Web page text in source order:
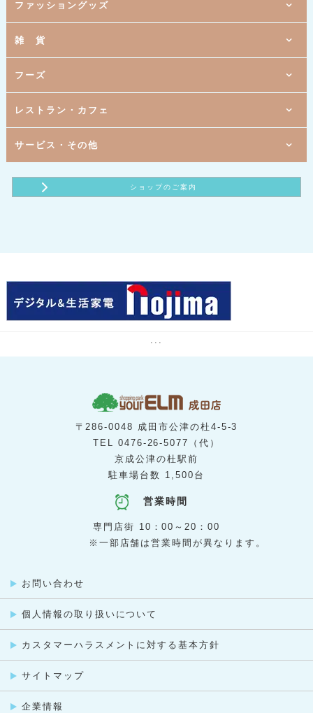
1階 [ 婦人服 ]
ウィズダム
1階 [ レディスファッション ]
クールカレアン
1階 [ 婦人服 ]
ハーモニカ
1階 [ 呉服 ]
きもの日本橋 かのこ
1階 [ 婦人服・服飾雑貨 ]
ジェニー
1階 [ 婦人服・服飾雑貨 ]
シューラルー
1階 [ 婦人服 ]
The Scotch Club
1階 [ 婦人服 ]
ROOM ９０３
1階 [ マタニティ・ベビー・キッズ用品 ]
西松屋
1階 [ 総合衣料 ]
パシオス
ファッショングッズ
2階 [ ボディメイクランジェリー・化粧品 ]
MARUKO
3階 [ メガネ・コンタクト・補聴器 ]
メガネハット
1階 [ バッグ・雑貨 ]
アラマンダ
1階 [ 宝飾 ]
ベリテ
1階 [ 靴・小物 ]
ABCマート
雑 貨
1階 [ 携帯電話 ]
ソフトバンク・ワイモバイル
3階 [ バラエティ雑貨 ]
ダイソー
3階 [ バラエティ雑貨 ]
スリーピー
B1 [ 生活雑貨 ]
ボンメゾン
3階 [ デジタル＆生活家電 ]
ノジマ
3階 [ 印鑑・印刷・ゴム印 ]
はん・印刷のOTANI
2階 [ 携帯電話 ]
ドコモショップサテライト
B1 [ 調剤薬局 ]
room＆room
2階 [ 生活雑貨 ]
カインズユアエルム成田店
フーズ
B1 [ お茶・海苔 ]
小川園
B1 [ ラーメン ]
ラーメンショップ マルカ
B1 [ とんかつ惣菜 ]
いなば和幸
B1 [ アイスクリーム ]
サーティワンアイスクリーム
B1 [ 食品販売（農産物直売） ]
わくわく広場 ユアエルム成田店
B1 [ スーパーマーケット ]
レストラン・カフェ
1階 [ イタリアンレストラン ]
サイゼリヤ
B1 [ たこ焼き・たい焼き ]
天たこ・あんたろう
B1 [ ファーストフード ]
ミスタードーナツ
B1 [ カレー・インド料理 ]
マクドナルド
B1 [ 長崎ちゃんぽん ]
リンガーハット
サービス・その他
2階 [ ホットヨガスタジオ ]
カルド
B1 [ ヘアーカット専門店 ]
カーブス
3階 [ 子供英会話スクール ]
セイハ英語学院
B1 [ 生花 ]
3階 [ アミューズメントパーク ]
[ リラクゼーション ]
カラダサロン HOTちょっと
[ 歯科・矯正歯科 ]
はばたき矯正・こども歯科
ＣＡＳＡ ＣＯＬＯＲ
佐藤貴美枝ニットソーイングクラブ
[ 整骨院・はりきゅう院 ]
ステップゴルフプラス
2階 [ 音楽・英語教室／楽器販売 ]
ヤマハ音楽教室・英語教室 成田センター
B1 [ 保険代理店 ]
保険クリニック
1階 [ 洋服・くつ・かばんのお直し ]
ママのリフォーム
京成不動産
1階 [ 買取専門店 ]
ショップのご案内
〒286-0048 成田市公津の杜4-5-3
TEL 0476-26-5077
（代）
京成公津の杜駅前
駐車場台数 1,500台
営業時間
専門店街 10：00～20：00
※一部店舗は営業時間が異なります。
お問い合わせ
個人情報の取り扱いについて
カスタマーハラスメントに対する基本方針
サイトマップ
企業情報